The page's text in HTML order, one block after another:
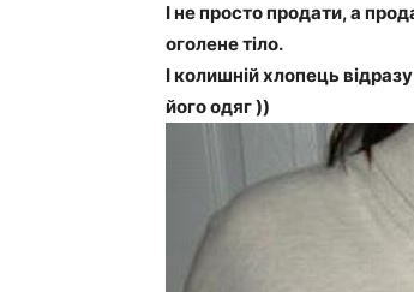
І не просто продати, а
оголене тіло.
І колишній хлопець
його одяг ))